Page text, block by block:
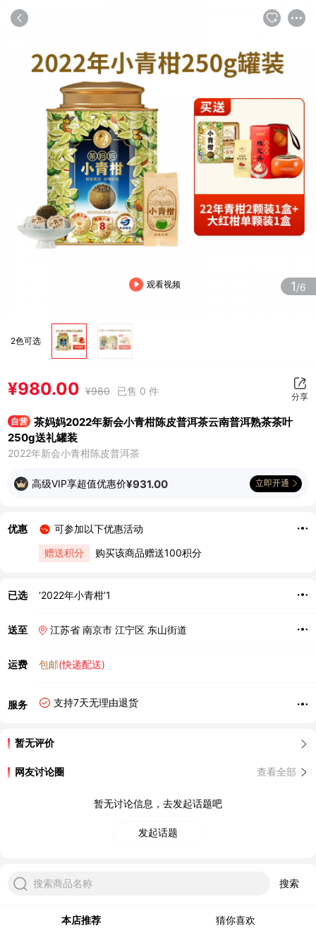
1/6
观看视频
2色可选
¥980.00 ¥980 已售 0 件 分享
自营 茶妈妈2022年新会小青柑陈皮普洱茶云南普洱熟茶茶叶
250g送礼罐装
2022年新会小青柑陈皮普洱茶
高级VIP享超值优惠价¥931.00 立即开通
优惠
可参加以下优惠活动
赠送积分
购买该商品赠送100积分
已选 ‘2022年小青柑’1
送至 江苏省 南京市 江宁区 东山街道
运费 包邮(快递配送)
服务 支持7天无理由退货
暂无评价
网友讨论圈 查看全部
暂无讨论信息，去发起话题吧
发起话题
搜索商品名称 搜索
本店推荐 猜你喜欢